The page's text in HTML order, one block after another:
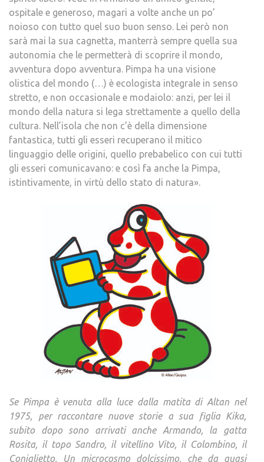
ospitale e generoso, magari a volte anche un po’
noioso con tutto quel suo buon senso. Lei però non
sarà mai la sua cagnetta, manterrà sempre quella sua
autonomia che le permetterà di scoprire il mondo,
avventura dopo avventura. Pimpa ha una visione
olistica del mondo (…) è ecologista integrale in senso
stretto, e non occasionale e modaiolo: anzi, per lei il
mondo della natura si lega strettamente a quello della
cultura. Nell’isola che non c’è della dimensione
fantastica, tutti gli esseri recuperano il mitico
linguaggio delle origini, quello prebabelico con cui tutti
gli esseri comunicavano: e così fa anche la Pimpa,
istintivamente, in virtù dello stato di natura».
Se Pimpa è venuta alla luce dalla matita di Altan nel
1975, per raccontare nuove storie a sua figlia Kika,
subito dopo sono arrivati anche Armando, la gatta
Rosita, il topo Sandro, il vitellino Vito, il Colombino, il
Coniglietto. Un microcosmo dolcissimo, che da quasi